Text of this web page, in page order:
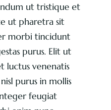
ut tristique et
ut pharetra sit
morbi tincidunt
purus. Elit ut
luctus venenatis
purus in mollis
feugiat